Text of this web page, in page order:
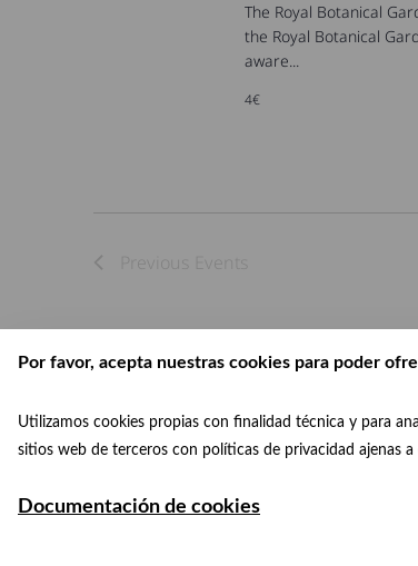
Por favor, acepta nuestras cookies para poder
Utilizamos cookies propias con finalidad técnica y para
sitios web de terceros con políticas de privacidad ajenas
Documentación de cookies
The Royal Botanical
the Royal Botanical
aware...
4€
Previous Events